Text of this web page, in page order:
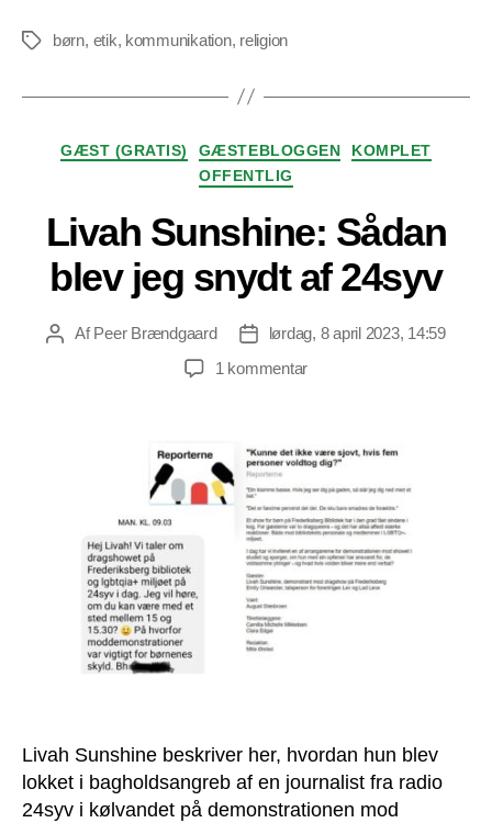
Tags børn, etik, kommunikation, religion
Kategorier
GÆST (GRATIS) GÆSTEBLOGGEN
KOMPLET
OFFENTLIG
Livah Sunshine: Sådan
blev jeg snydt af 24syv
Indlægsforfatter
AfPeer Brændgaard Indlægsdato
lørdag, 8 april 2023, 14:59
1 kommentartil
blev
jeg
snydt
af
24syv
Livah Sunshine beskriver her, hvordan hun blev
lokket i bagholdsangreb af en journalist fra radio
24syv i kølvandet på demonstrationen mod